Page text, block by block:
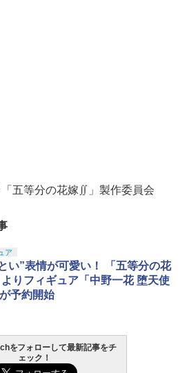
五等分の花嫁∬」製作委員会
ア
い”表情が可愛い！ 「五等分の花
りフィギュア「中野一花 堕天使
予約開始
をフォローして最新記事をチ
ェック！